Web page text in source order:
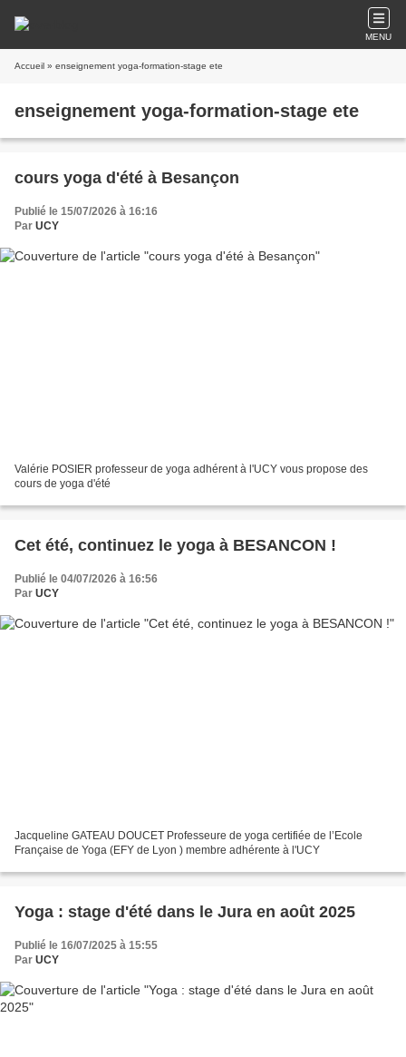
MENU
Accueil » enseignement yoga-formation-stage ete
enseignement yoga-formation-stage ete
cours yoga d'été à Besançon
Publié le 15/07/2026 à 16:16
Par UCY
Valérie POSIER professeur de yoga adhérent à l'UCY vous propose des
cours de yoga d'été
Cet été, continuez le yoga à BESANCON !
Publié le 04/07/2026 à 16:56
Par UCY
Jacqueline GATEAU DOUCET Professeure de yoga certifiée de l’Ecole
Française de Yoga (EFY de Lyon ) membre adhérente à l'UCY
Yoga : stage d'été dans le Jura en août 2025
Publié le 16/07/2025 à 15:55
Par UCY